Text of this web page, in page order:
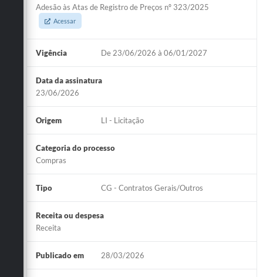
Adesão às Atas de Registro de Preços nº 323/2025
Acessar
Vigência De 23/06/2026 à 06/01/2027
Data da assinatura
23/06/2026
Origem LI - Licitação
Categoria do processo
Compras
Tipo CG - Contratos Gerais/Outros
Receita ou despesa
Receita
Publicado em 28/03/2026